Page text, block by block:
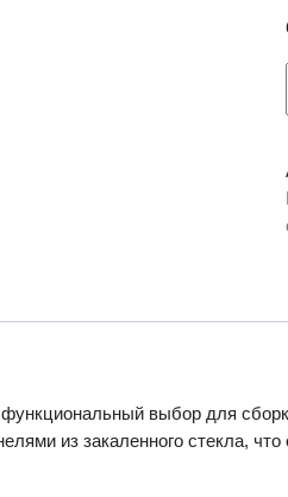
выбор для
из закаленного стекла,